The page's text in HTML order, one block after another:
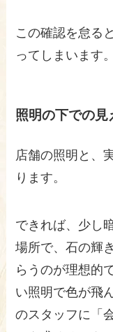
この確認を怠る
ってしまいます。
照明の下での見
店舗の照明と、
ります。
できれば、少し
場所で、石の輝
らうのが理想的
い照明で色が飛
のスタッフに「